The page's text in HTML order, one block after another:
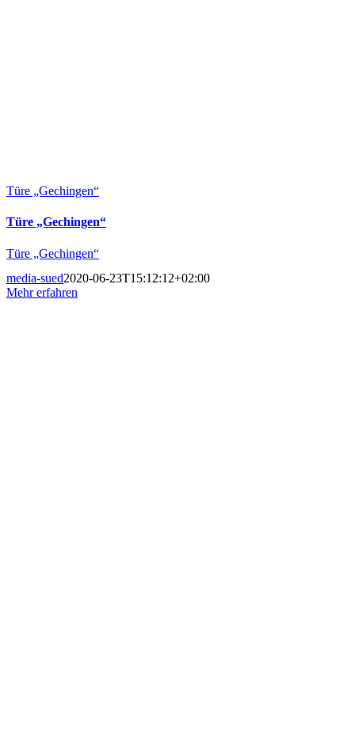
Türe „Gechingen“
Türe „Gechingen“
Türe „Gechingen“
media-sued2020-06-23T15:12:12+02:00
Mehr erfahren